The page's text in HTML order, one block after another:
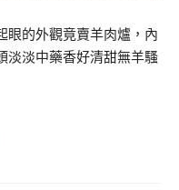
眼的外觀竟賣羊肉爐，內
淡淡中藥香好清甜無羊騷